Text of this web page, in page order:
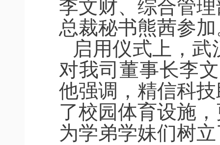
李文财、综合管
总裁秘书熊茜参
启用仪式上，
对我司董事长李
他强调，精信科
了校园体育设施
为学弟学妹们树